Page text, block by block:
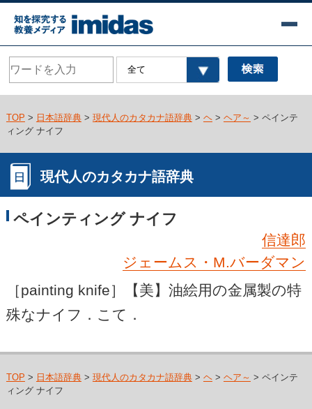
TOP > 日本語辞典> 現代人のカタカナ語辞典> ヘ> ヘア～ > ペインテ
ィング ナイフ
現代人のカタカナ語辞典
ペインティング ナイフ
信達郎
ジェームス・M.バーダマン
［painting knife］【美】油絵用の金属製の特
殊なナイフ．こて．
TOP > 日本語辞典> 現代人のカタカナ語辞典> ヘ> ヘア～ > ペインテ
ィング ナイフ